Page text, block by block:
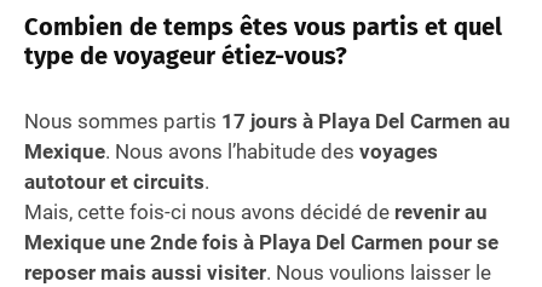
Combien de temps êtes vous partis et quel
type de voyageur étiez-vous?
Nous sommes partis 17 jours à Playa Del Carmen au
Mexique. Nous avons l’habitude des voyages
autotour et circuits.
Mais, cette fois-ci nous avons décidé de revenir au
Mexique une 2nde fois à Playa Del Carmen pour se
reposer mais aussi visiter. Nous voulions laisser le